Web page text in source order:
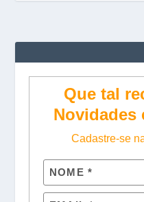
Que tal
Novidades
Cadastre-se